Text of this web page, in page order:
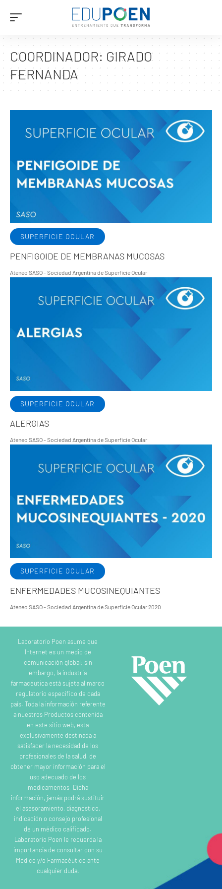
COORDINADOR: GIRADO
FERNANDA
SUPERFICIE OCULAR
PENFIGOIDE DE MEMBRANAS MUCOSAS
Ateneo SASO - Sociedad Argentina de Superficie Ocular
SUPERFICIE OCULAR
ALERGIAS
Ateneo SASO - Sociedad Argentina de Superficie Ocular
SUPERFICIE OCULAR
ENFERMEDADES MUCOSINEQUIANTES
Ateneo SASO - Sociedad Argentina de Superficie Ocular 2020
Laboratorio Poen asume que
Internet es un medio de
comunicación global; sin
embargo, la industria
farmacéutica está sujeta al marco
regulatorio específico de cada
país. Toda la información referente
a nuestros Productos contenida
en este sitio web, esta
exclusivamente destinada a
satisfacer la necesidad de los
profesionales de la salud, de
obtener mayor información para el
uso adecuado de los
medicamentos. Dicha
información, jamás podrá sustituir
el asesoramiento, diagnóstico,
indicación o consejo profesional
de un médico calificado.
Laboratorio Poen le recuerda la
importancia de consultar con su
Médico y/o Farmacéutico ante
cualquier duda.